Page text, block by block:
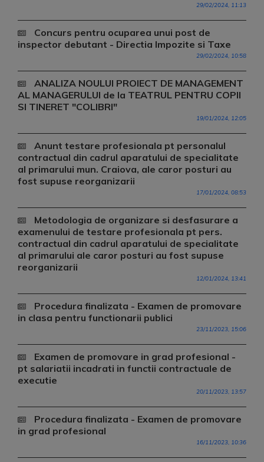
29/02/2024, 11:13
Concurs pentru ocuparea unui post de
inspector debutant - Directia Impozite si Taxe
29/02/2024, 10:58
ANALIZA NOULUI PROIECT DE MANAGEMENT
AL MANAGERULUI de la TEATRUL PENTRU COPII
SI TINERET "COLIBRI"
19/01/2024, 12:05
Anunt testare profesionala pt personalul
contractual din cadrul aparatului de specialitate
al primarului mun. Craiova, ale caror posturi au
fost supuse reorganizarii
17/01/2024, 08:53
Metodologia de organizare si desfasurare a
examenului de testare profesionala pt pers.
contractual din cadrul aparatului de specialitate
al primarului ale caror posturi au fost supuse
reorganizarii
12/01/2024, 13:41
Procedura finalizata - Examen de promovare
in clasa pentru functionarii publici
23/11/2023, 15:06
Examen de promovare in grad profesional -
pt salariatii incadrati in functii contractuale de
executie
20/11/2023, 13:57
Procedura finalizata - Examen de promovare
in grad profesional
16/11/2023, 10:36